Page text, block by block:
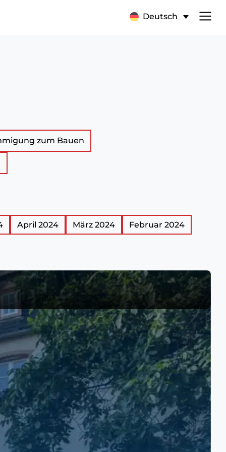
Deutsch
zum Bauen
April 2024 März 2024 Februar 2024